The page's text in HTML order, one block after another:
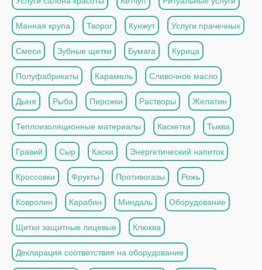
Манная крупа Творог Кунжут Услуги прачечных
Смеси Зубные щетки Бумага Курица
Полуфабрикаты Карамель Сливочное масло
Дыня Рыба Пирожки Растворы Желатин
Теплоизоляционные материалы Каскетки Тыква
Гравий Сыр Каски Энергетический напиток
Кроссовки Фрукты Противогазы Рожь
Ковролин Карабин Миндаль Оборудование
Щитки защитные лицевые Клюква
Декларация соответствия на оборудование